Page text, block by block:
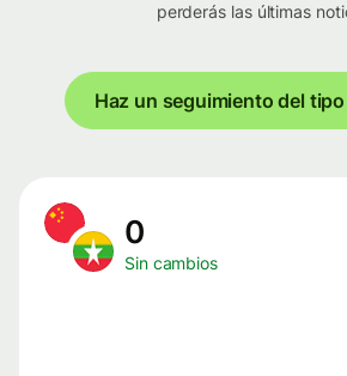
perderás las últimas
Haz un seguimiento del
0
Sin cambios